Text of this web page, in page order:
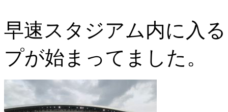
早速スタジアム内に入
プが始まってました。